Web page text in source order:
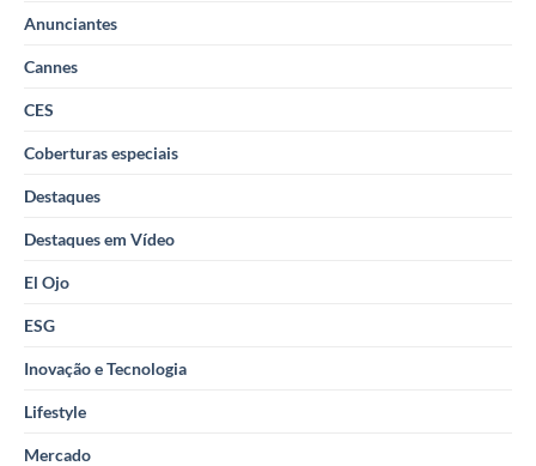
Anunciantes
Cannes
CES
Coberturas especiais
Destaques
Destaques em Vídeo
El Ojo
ESG
Inovação e Tecnologia
Lifestyle
Mercado